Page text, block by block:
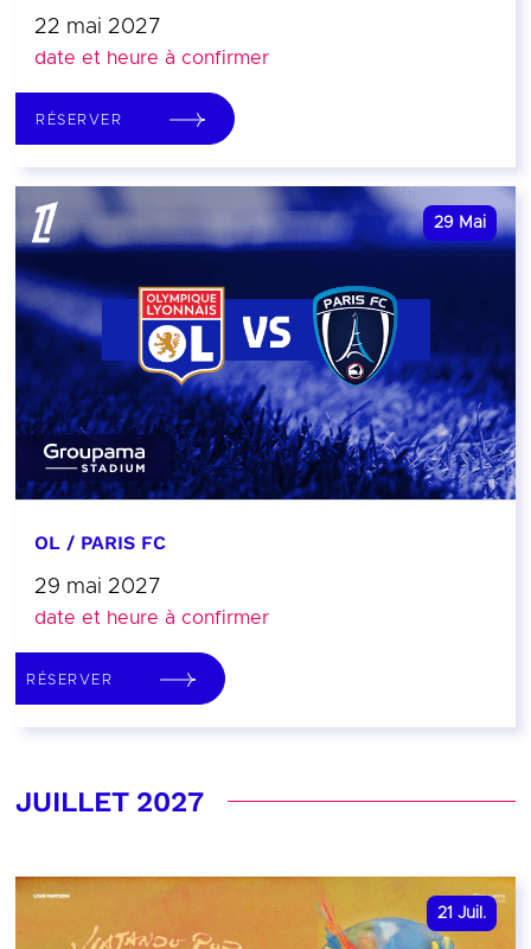
22 mai 2027
date et heure à confirmer
RÉSERVER
29 Mai
OL / PARIS FC
29 mai 2027
date et heure à confirmer
RÉSERVER
JUILLET 2027
21 Juil.